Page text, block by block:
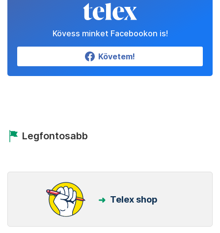
Kövess minket Facebookon is!
Követem!
Legfontosabb
Telex shop